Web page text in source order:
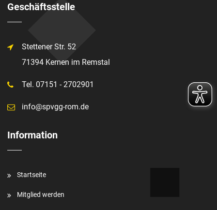
Geschäftsstelle
Stettener Str. 52
71394 Kernen im Remstal
Tel. 07151 - 2702901
info@spvgg-rom.de
Information
Startseite
Mitglied werden